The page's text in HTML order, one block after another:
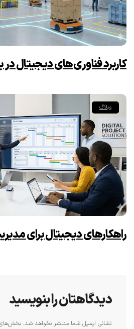
کاربرد فناوری‌های دیجیتال در
وبلاگ
راهکارهای دیجیتال برای
دیدگاهتان را بنویسید
نشانی ایمیل شما منتشر نخواهد شد. بخش‌های